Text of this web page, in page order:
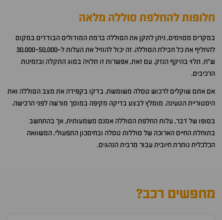
חלופות להחלפת סוללה מלאה
במקרים מסוימים, ניתן לתקן את הסוללה ברמת המודולים הבודדים במקום
להחליף את כל חבילת הסוללה. זה יכול להוזיל את העלות ל-30,000-50,000
ש"ח, תלוי בהיקף הנזק. עם זאת, אפשרות זו תלויה בסוג התקלה ובזמינות
הרכיבים.
אם אתם שוקלים לרכוש טסלה משומשת, בדקו בקפידה את מצב הסוללה ואת
היסטוריית הטעינה. מומלץ לבצע בדיקה מקיפה במוסך מורשה לפני הרכישה.
בסופו של דבר, עלות החלפת הסוללה אמנם משמעותית, אך בהתחשב
בתוחלת החיים הארוכה של סוללות טסלה ובחיסכון התפעולי, המשוואה
הכלכלית נותרת חיובית עבור מרבית הנהגים.
מחפשים רכב?